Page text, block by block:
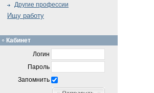
Другие профессии
Ищу работу
Кабинет
Логин
Пароль
Запомнить